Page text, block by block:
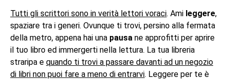
Tutti gli scrittori sono in verità lettori voraci. Ami leggere,
spaziare tra i generi. Ovunque ti trovi, persino alla fermata
della metro, appena hai una pausa ne approfitti per aprire
il tuo libro ed immergerti nella lettura. La tua libreria
straripa e quando ti trovi a passare davanti ad un negozio
di libri non puoi fare a meno di entrarvi. Leggere per te è